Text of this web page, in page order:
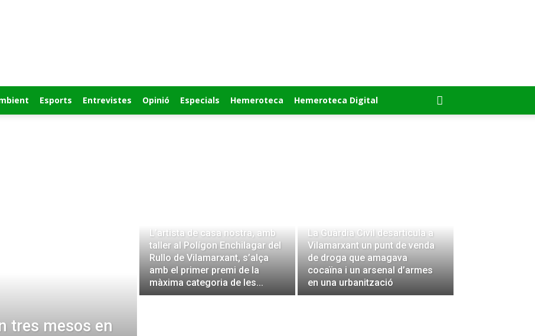
Esports Entrevistes Opinió Especials Hemeroteca Hemeroteca Digital
tres mesos en
L’artista de casa nostra, amb
taller al Polígon Enchilagar del
Rullo de Vilamarxant, s’alça
amb el primer premi de la
màxima categoria de les...
La Guàrdia Civil desarticula a
Vilamarxant un punt de venda
de droga que amagava
cocaïna i un arsenal d’armes
en una urbanització